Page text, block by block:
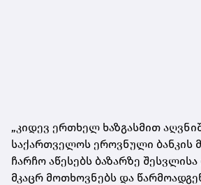
„კიდევ ერთხელ ხაზგასმით
საქართველოს ეროვნული ბანკის
ჩარჩო აწესებს ბაზარზე
მკაცრ მოთხოვნებს და